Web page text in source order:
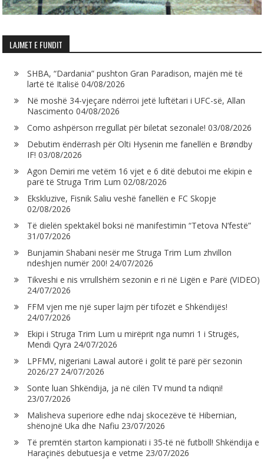
LAJMET E FUNDIT
SHBA, “Dardania” pushton Gran Paradison, majën më të
lartë të Italisë 04/08/2026
Në moshë 34-vjeçare ndërroi jetë luftëtari i UFC-së, Allan
Nascimento 04/08/2026
Como ashpërson rregullat për biletat sezonale! 03/08/2026
Debutim ëndërrash për Olti Hysenin me fanellën e Brøndby
IF! 03/08/2026
Agon Demiri me vetëm 16 vjet e 6 ditë debutoi me ekipin e
parë të Struga Trim Lum 02/08/2026
Ekskluzive, Fisnik Saliu veshë fanellën e FC Skopje
02/08/2026
Të dielën spektakël boksi në manifestimin “Tetova N’festë”
31/07/2026
Bunjamin Shabani nesër me Struga Trim Lum zhvillon
ndeshjen numër 200! 24/07/2026
Tikveshi e nis vrrullshëm sezonin e ri në Ligën e Parë (VIDEO)
24/07/2026
FFM vjen me një super lajm për tifozët e Shkëndijës!
24/07/2026
Ekipi i Struga Trim Lum u mirëprit nga numri 1 i Strugës,
Mendi Qyra 24/07/2026
LPFMV, nigeriani Lawal autorë i golit të parë për sezonin
2026/27 24/07/2026
Sonte luan Shkëndija, ja në cilën TV mund ta ndiqni!
23/07/2026
Malisheva superiore edhe ndaj skocezëve të Hibernian,
shënojnë Uka dhe Nafiu 23/07/2026
Të premtën starton kampionati i 35-të në futboll! Shkëndija e
Haraçinës debutuesja e vetme 23/07/2026